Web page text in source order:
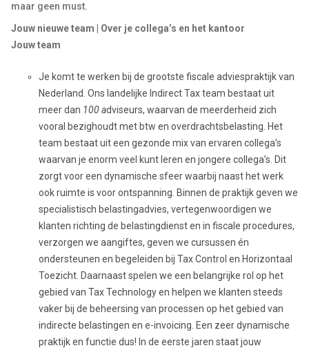
maar geen must.
Jouw nieuwe team | Over je collega’s en het kantoor
Jouw team
Je komt te werken bij de grootste fiscale adviespraktijk van
Nederland. Ons landelijke Indirect Tax team bestaat uit
meer dan 100 adviseurs, waarvan de meerderheid zich
vooral bezighoudt met btw en overdrachtsbelasting. Het
team bestaat uit een gezonde mix van ervaren collega’s
waarvan je enorm veel kunt leren en jongere collega’s. Dit
zorgt voor een dynamische sfeer waarbij naast het werk
ook ruimte is voor ontspanning. Binnen de praktijk geven we
specialistisch belastingadvies, vertegenwoordigen we
klanten richting de belastingdienst en in fiscale procedures,
verzorgen we aangiftes, geven we cursussen én
ondersteunen en begeleiden bij Tax Control en Horizontaal
Toezicht. Daarnaast spelen we een belangrijke rol op het
gebied van Tax Technology en helpen we klanten steeds
vaker bij de beheersing van processen op het gebied van
indirecte belastingen en e-invoicing. Een zeer dynamische
praktijk en functie dus! In de eerste jaren staat jouw